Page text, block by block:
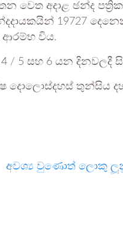
වෙත අදාළ ඡන්ද
19727
ආරම්භ විය.
/ 5 සහ 6 යන දිනවලදී
දොලොස්දහස් තුන්සිය
අවශ්‍ය වුණොත් ලොකු